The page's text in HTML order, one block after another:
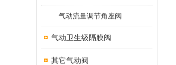
气动流量调节角座阀
气动卫生级隔膜阀
其它气动阀